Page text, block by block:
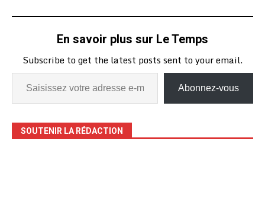
En savoir plus sur Le Temps
Subscribe to get the latest posts sent to your email.
Abonnez-vous
SOUTENIR LA RÉDACTION